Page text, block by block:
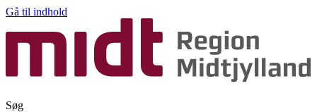
Gå til indhold
Søg